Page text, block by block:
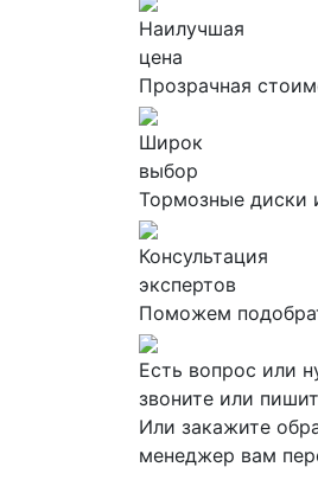
Наилучшая
цена
Прозрачная
Широк
выбор
Тормозные диски
Консультация
экспертов
Поможем
Есть вопрос или
звоните или
Или закажите
менеджер вам